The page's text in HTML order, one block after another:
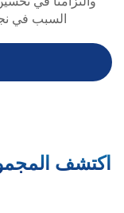
السبب في
اكتشف